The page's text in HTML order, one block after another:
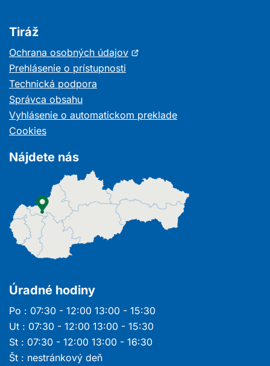
Tiráž
Ochrana osobných údajovOtvorí
okne
Prehlásenie o prístupnosti
Technická podpora
Správca obsahu
Vyhlásenie o automatickom preklade
Cookies
Nájdete nás
Úradné hodiny
Po : 07:30 - 12:00 13:00 - 15:30
Ut : 07:30 - 12:00 13:00 - 15:30
St : 07:30 - 12:00 13:00 - 16:30
Št : nestránkový deň